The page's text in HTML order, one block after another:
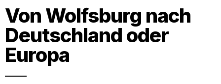
Von Wolfsburg nach
Deutschland oder
Europa